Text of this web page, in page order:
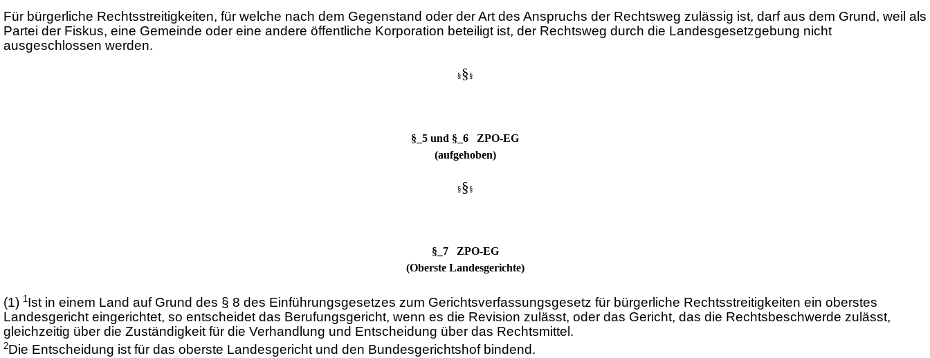
Für bürgerliche Rechtsstreitigkeiten, für welche nach dem Gegenstand oder der Art des Anspruchs der Rechtsweg zulässig ist, darf aus dem Grund, weil als
Partei der Fiskus, eine Gemeinde oder eine andere öffentliche Korporation beteiligt ist, der Rechtsweg durch die Landesgesetzgebung nicht
ausgeschlossen werden.
§§ §
§_5 und §_6 ZPO-EG
(aufgehoben)
§§ §
§_7 ZPO-EG
(Oberste Landesgerichte)
(1) 1Ist in einem Land auf Grund des § 8 des Einführungsgesetzes zum Gerichtsverfassungsgesetz für bürgerliche Rechtsstreitigkeiten ein oberstes
Landesgericht eingerichtet, so entscheidet das Berufungsgericht, wenn es die Revision zulässt, oder das Gericht, das die Rechtsbeschwerde zulässt,
gleichzeitig über die Zuständigkeit für die Verhandlung und Entscheidung über das Rechtsmittel.
2Die Entscheidung ist für das oberste Landesgericht und den Bundesgerichtshof bindend.